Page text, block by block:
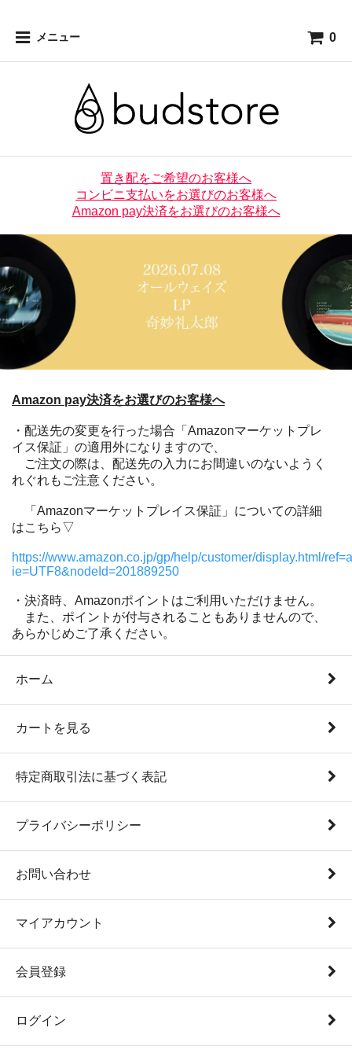
メニュー 0
置き配をご希望のお客様へ
コンビニ支払いをお選びのお客様へ
Amazon pay決済をお選びのお客様へ
Amazon pay決済をお選びのお客様へ
・配送先の変更を行った場合「Amazonマーケットプレ
イス保証」の適用外になりますので、
ご注文の際は、配送先の入力にお間違いのないようく
れぐれもご注意ください。
「Amazonマーケットプレイス保証」についての詳細
はこちら▽
https://www.amazon.co.jp/gp/help/customer/display.html/
ie=UTF8&nodeId=201889250
・決済時、Amazonポイントはご利用いただけません。
また、ポイントが付与されることもありませんので、
あらかじめご了承ください。
ホーム
カートを見る
特定商取引法に基づく表記
プライバシーポリシー
お問い合わせ
マイアカウント
会員登録
ログイン